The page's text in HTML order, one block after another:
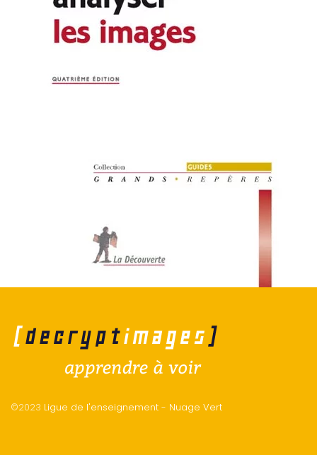
©2023 Ligue de l'enseignement - Nuage Vert